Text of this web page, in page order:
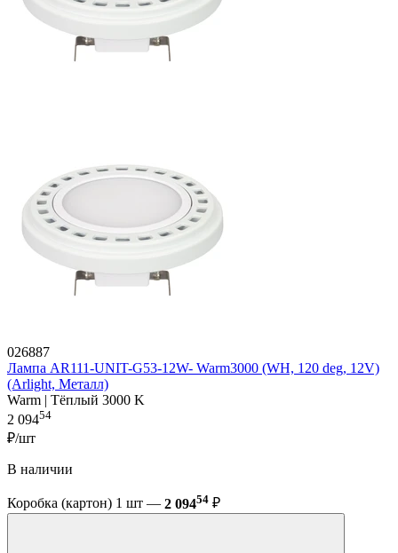
026887
Лампа AR111-UNIT-G53-12W- Warm3000 (WH, 120 deg, 12V)
(Arlight, Металл)
Warm | Тёплый 3000 K
2 09454
₽/шт
В наличии
Коробка (картон) 1 шт — 2 09454 ₽